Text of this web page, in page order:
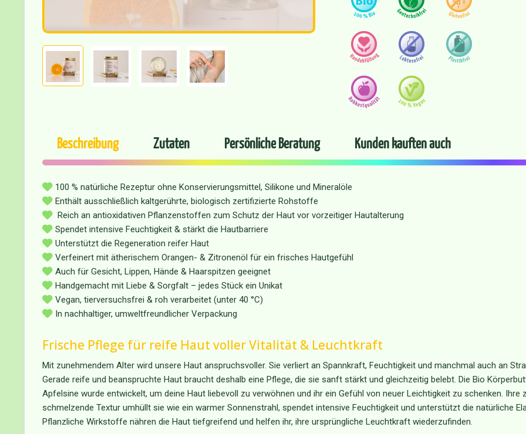
Beschreibung Zutaten Persönliche Beratung Kunden kauften auch
100 % natürliche Rezeptur ohne Konservierungsmittel, Silikone und Mineralöle
Enthält ausschließlich kaltgerührte, biologisch zertifizierte Rohstoffe
Reich an antioxidativen Pflanzenstoffen zum Schutz der Haut vor vorzeitiger Hautalterung
Spendet intensive Feuchtigkeit & stärkt die Hautbarriere
Unterstützt die Regeneration reifer Haut
Verfeinert mit ätherischem Orangen- & Zitronenöl für ein frisches Hautgefühl
Auch für Gesicht, Lippen, Hände & Haarspitzen geeignet
Handgemacht mit Liebe & Sorgfalt – jedes Stück ein Unikat
Vegan, tierversuchsfrei & roh verarbeitet (unter 40 °C)
In nachhaltiger, umweltfreundlicher Verpackung
Frische Pflege für reife Haut voller Vitalität & Leuchtkraft
Mit zunehmendem Alter wird unsere Haut anspruchsvoller. Sie verliert an Spannkraft, Feuchtigkeit und manchmal auch an
Gerade reife und beanspruchte Haut braucht deshalb eine Pflege, die sie sanft stärkt und gleichzeitig belebt. Die Bio
Apfelsine wurde entwickelt, um deine Haut liebevoll zu verwöhnen und ihr ein Gefühl von neuer Leichtigkeit zu schenken. Ihre
schmelzende Textur umhüllt sie wie ein warmer Sonnenstrahl, spendet intensive Feuchtigkeit und unterstützt die natürliche
Pflanzliche Wirkstoffe nähren die Haut tiefgreifend und helfen ihr, ihre ursprüngliche Leuchtkraft wiederzufinden.